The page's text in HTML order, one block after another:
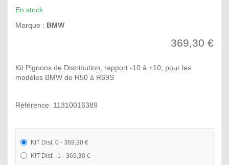
En stock
Marque : BMW
369,30 €
Kit Pignons de Distribution, rapport -10 à +10, pour les
modèles BMW de R50 à R69S
Référence: 11310016389
KIT Dist. 0 - 369,30 €
KIT Dist. -1 - 369,30 €